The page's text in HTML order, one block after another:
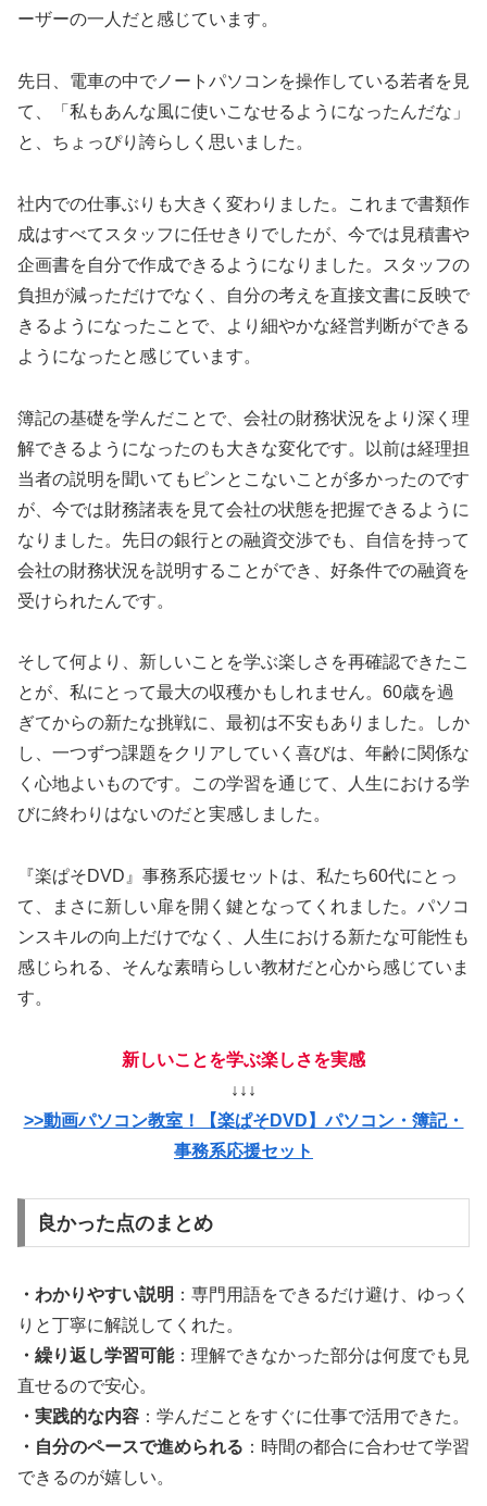
ーザーの一人だと感じています。
先日、電車の中でノートパソコンを操作している若者を見
て、「私もあんな風に使いこなせるようになったんだな」
と、ちょっぴり誇らしく思いました。
社内での仕事ぶりも大きく変わりました。これまで書類作
成はすべてスタッフに任せきりでしたが、今では見積書や
企画書を自分で作成できるようになりました。スタッフの
負担が減っただけでなく、自分の考えを直接文書に反映で
きるようになったことで、より細やかな経営判断ができる
ようになったと感じています。
簿記の基礎を学んだことで、会社の財務状況をより深く理
解できるようになったのも大きな変化です。以前は経理担
当者の説明を聞いてもピンとこないことが多かったのです
が、今では財務諸表を見て会社の状態を把握できるように
なりました。先日の銀行との融資交渉でも、自信を持って
会社の財務状況を説明することができ、好条件での融資を
受けられたんです。
そして何より、新しいことを学ぶ楽しさを再確認できたこ
とが、私にとって最大の収穫かもしれません。60歳を過
ぎてからの新たな挑戦に、最初は不安もありました。しか
し、一つずつ課題をクリアしていく喜びは、年齢に関係な
く心地よいものです。この学習を通じて、人生における学
びに終わりはないのだと実感しました。
『楽ぱそDVD』事務系応援セットは、私たち60代にとっ
て、まさに新しい扉を開く鍵となってくれました。パソコ
ンスキルの向上だけでなく、人生における新たな可能性も
感じられる、そんな素晴らしい教材だと心から感じていま
す。
新しいことを学ぶ楽しさを実感
↓↓↓
>>動画パソコン教室！【楽ぱそDVD】パソコン・簿記・
事務系応援セット
良かった点のまとめ
・わかりやすい説明 ：専門用語をできるだけ避け、ゆっく
りと丁寧に解説してくれた。
・繰り返し学習可能：理解できなかった部分は何度でも見
直せるので安心。
・実践的な内容 ：学んだことをすぐに仕事で活用できた。
・自分のペースで進められる ：時間の都合に合わせて学習
できるのが嬉しい。